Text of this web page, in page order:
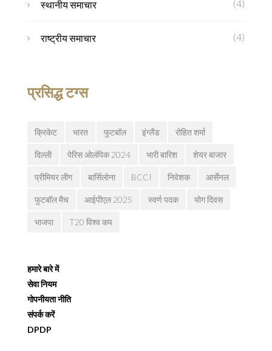
स्थानीय समाचार (4)
राष्ट्रीय समाचार (4)
प्रसिद्ध टग्स
क्रिकेट भारत फुटबॉल इंग्लैंड रोहित शर्मा
दिल्ली पेरिस ओलंपिक 2024 भारी बारिश शेयर बाजार
प्रीमियर लीग बार्सिलोना BCCI निवेशक आर्सेनल
फुटबॉल मैच आईपीएल 2025 स्वर्ण पदक योग दिवस
भाजपा T20 विश्व कप
हमारे बारे में
सेवा नियम
गोपनीयता नीति
संपर्क करें
DPDP